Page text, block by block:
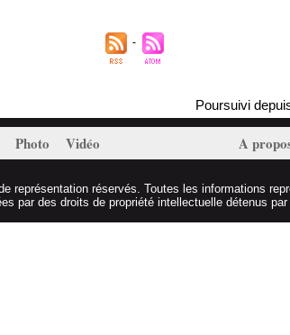
Poursuivi depuis
Photo Vidéo A
représentation réservés. Toutes les informations
par des droits de propriété intellectuelle détenus par